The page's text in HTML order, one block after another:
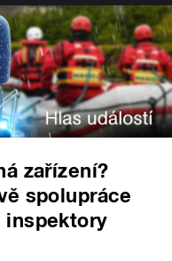
zařízení?
spolupráce
inspektory